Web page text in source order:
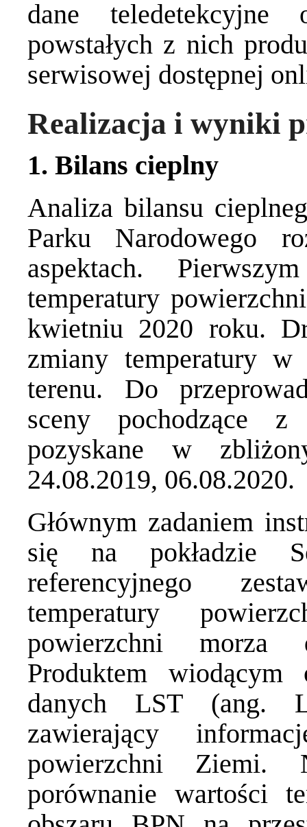
dane teledetekcyjne
powstałych z nich
serwisowej dostępnej
Realizacja i wyniki
1. Bilans cieplny
Analiza bilansu
Parku Narodowego
aspektach.
temperatury
kwietniu 2020 roku.
zmiany temperatury
terenu. Do
sceny pochodzące
pozyskane w
24.08.2019, 06.08.2020.
Głównym zadaniem
się na pokładzie
referencyjnego
temperatury
powierzchni morza
Produktem
danych LST (ang.
zawierający
powierzchni Ziemi.
porównanie wartości